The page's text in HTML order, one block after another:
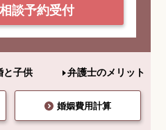
談予約受付
と子供 弁護士のメリット
婚姻費用計算